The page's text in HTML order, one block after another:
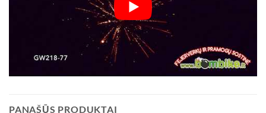
PANAŠŪS PRODUKTAI